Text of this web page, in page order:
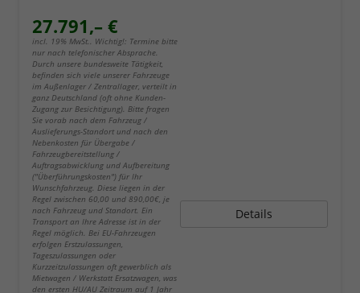
27.791,– €
incl. 19% MwSt.. Wichtig!: Termine bitte
nur nach telefonischer Absprache.
Durch unsere bundesweite Tätigkeit,
befinden sich viele unserer Fahrzeuge
im Außenlager / Zentrallager, verteilt in
ganz Deutschland (oft ohne Kunden-
Zugang zur Besichtigung). Bitte fragen
Sie vorab nach dem Fahrzeug /
Auslieferungs-Standort und nach den
Nebenkosten für Übergabe /
Fahrzeugbereitstellung /
Auftragsabwicklung und Aufbereitung
("Überführungskosten") für Ihr
Wunschfahrzeug. Diese liegen in der
Regel zwischen 60,00 und 890,00€, je
nach Fahrzeug und Standort. Ein
Transport an Ihre Adresse ist in der
Regel möglich. Bei EU-Fahrzeugen
erfolgen Erstzulassungen,
Tageszulassungen oder
Kurzzeitzulassungen oft gewerblich als
Mietwagen / Werkstatt Ersatzwagen, was
den ersten HU/AU Zeitraum auf 1 Jahr
Details